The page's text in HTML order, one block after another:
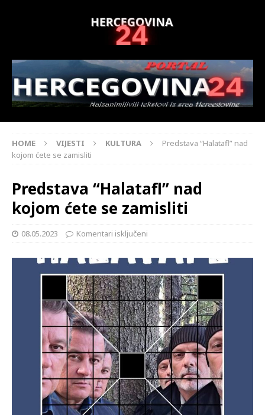
HOME VIJESTI KULTURA
Predstava “Halatafl” nad
kojom ćete se zamisliti
Predstava “Halatafl” nad
kojom ćete se zamisliti
08.05.2023 Komentari isključeni